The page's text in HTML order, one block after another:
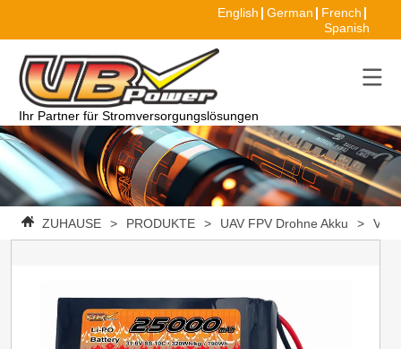
English German
French
Spanish
Ihr Partner für Stromversorgungslösungen
ZUHAUSE > PRODUKTE > UAV FPV Drohne Akku >